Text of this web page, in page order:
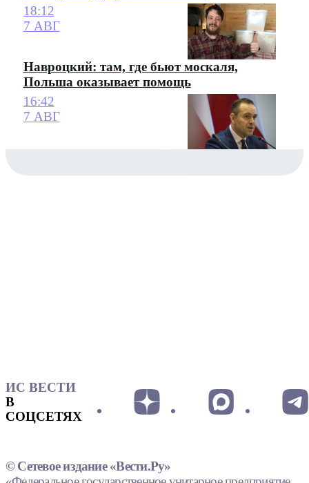
18:12
7 АВГ
Навроцкий: там, где бьют москаля,
Польша оказывает помощь
16:42
7 АВГ
ИС ВЕСТИ
В
СОЦСЕТЯХ
© Сетевое издание «Вести.Ру»